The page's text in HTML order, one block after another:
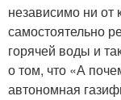
независимо ни от
самостоятельно
горячей воды и
о том, что «А
автономная